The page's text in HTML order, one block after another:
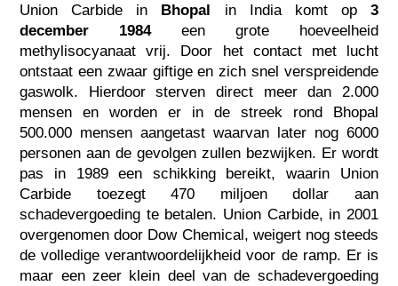
Union Carbide in Bhopal in India komt op 3
december 1984 een grote hoeveelheid
methylisocyanaat vrij. Door het contact met lucht
ontstaat een zwaar giftige en zich snel verspreidende
gaswolk. Hierdoor sterven direct meer dan 2.000
mensen en worden er in de streek rond Bhopal
500.000 mensen aangetast waarvan later nog 6000
personen aan de gevolgen zullen bezwijken. Er wordt
pas in 1989 een schikking bereikt, waarin Union
Carbide toezegt 470 miljoen dollar aan
schadevergoeding te betalen. Union Carbide, in 2001
overgenomen door Dow Chemical, weigert nog steeds
de volledige verantwoordelijkheid voor de ramp. Er is
maar een zeer klein deel van de schadevergoeding